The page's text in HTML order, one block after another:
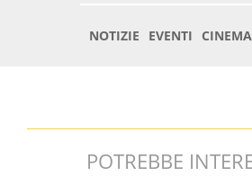
POTREBBE